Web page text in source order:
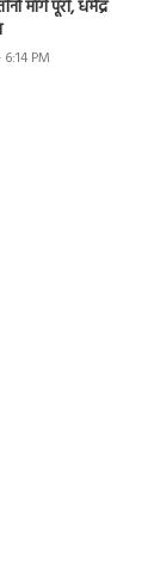
मांगें पूरी, धर्मेंद्र
PM